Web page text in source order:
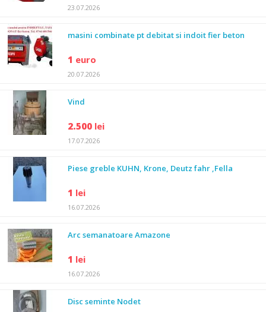
23.07.2026
masini combinate pt debitat si indoit fier beton
1 euro
20.07.2026
Vind
2.500 lei
17.07.2026
Piese greble KUHN, Krone, Deutz fahr ,Fella
1 lei
16.07.2026
Arc semanatoare Amazone
1 lei
16.07.2026
Disc seminte Nodet